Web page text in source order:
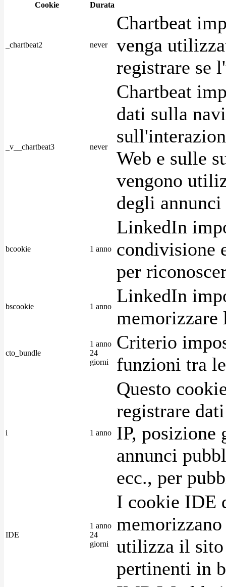
Cookie Durata
_chartbeat2 never
Chartbeat
venga
registrare se
_v__chartbeat3 never
Chartbeat
dati sulla
Web e sulle
vengono
degli
bcookie 1 anno
LinkedIn
condivisione
per
bscookie 1 anno
LinkedIn
memorizzare
cto_bundle
1 anno
24
giorni
Criterio
funzioni tra
i 1 anno
Questo
registrare
IP, posizione
annunci
ecc., per
IDE
1 anno
24
giorni
I cookie IDE
utilizza il sito
pertinenti in